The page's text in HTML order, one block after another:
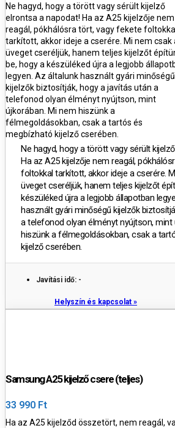
Ne hagyd, hogy a törött vagy sérült kijelző
elrontsa a napodat! Ha az A25 kijelzője nem
reagál, pókhálósra tört, vagy fekete foltokkal
tarkított, akkor ideje a cserére. Mi nem csak
üveget cseréljük, hanem teljes kijelzőt
be, hogy a készüléked újra a legjobb
legyen. Az általunk használt gyári minőségű
kijelzők biztosítják, hogy a javítás után a
telefonod olyan élményt nyújtson, mint
újkorában. Mi nem hiszünk a
félmegoldásokban, csak a tartós és
megbízható kijelző cserében.
Ne hagyd, hogy a törött vagy sérült
Ha az A25 kijelzője nem reagál,
foltokkal tarkított, akkor ideje a cserére.
üveget cseréljük, hanem teljes kijelzőt
készüléked újra a legjobb állapotban
használt gyári minőségű kijelzők
a telefonod olyan élményt nyújtson, mint
hiszünk a félmegoldásokban, csak a
kijelző cserében.
Javítási idő: -
Helyszín és kapcsolat »
Samsung A25 kijelző csere (teljes)
33 990 Ft
Ha az A25 kijelződ összetört, nem reagál,